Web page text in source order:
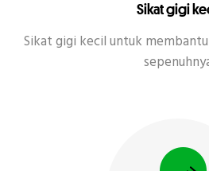
Sikat gigi
Sikat gigi kecil untuk